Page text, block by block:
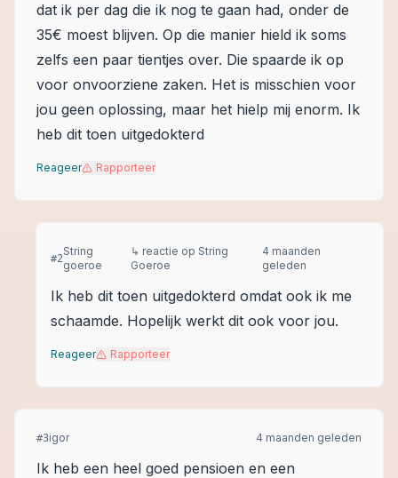
dat ik per dag die ik nog te gaan had, onder de
35€ moest blijven. Op die manier hield ik soms
zelfs een paar tientjes over. Die spaarde ik op
voor onvoorziene zaken. Het is misschien voor
jou geen oplossing, maar het hielp mij enorm. Ik
heb dit toen uitgedokterd
Reageer Rapporteer
#2
String
goeroe
↳ reactie op String
Goeroe
4 maanden
geleden
Ik heb dit toen uitgedokterd omdat ook ik me
schaamde. Hopelijk werkt dit ook voor jou.
Reageer Rapporteer
#3igor 4 maanden geleden
Ik heb een heel goed pensioen en een